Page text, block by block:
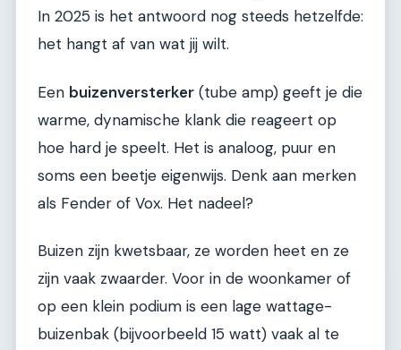
In 2025 is het antwoord nog steeds hetzelfde:
het hangt af van wat jij wilt.
Een buizenversterker (tube amp) geeft je die
warme, dynamische klank die reageert op
hoe hard je speelt. Het is analoog, puur en
soms een beetje eigenwijs. Denk aan merken
als Fender of Vox. Het nadeel?
Buizen zijn kwetsbaar, ze worden heet en ze
zijn vaak zwaarder. Voor in de woonkamer of
op een klein podium is een lage wattage-
buizenbak (bijvoorbeeld 15 watt) vaak al te